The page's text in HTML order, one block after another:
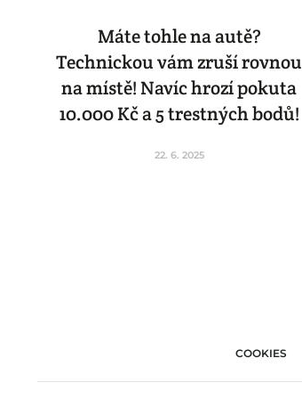
Máte tohle na autě?
Technickou vám zruší rovnou
na místě! Navíc hrozí pokuta
10.000 Kč a 5 trestných bodů!
22. 6. 2025
COOKIES